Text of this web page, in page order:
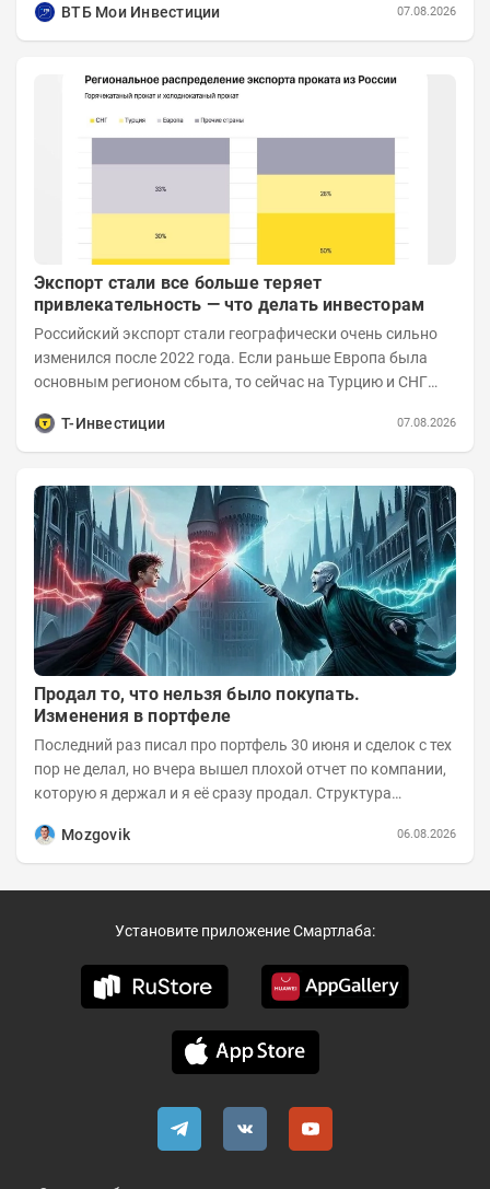
ВТБ Мои Инвестиции
07.08.2026
Экспорт стали все больше теряет
привлекательность — что делать инвесторам
Российский экспорт стали географически очень сильно
изменился после 2022 года. Если раньше Европа была
основным регионом сбыта, то сейчас на Турцию и СНГ
Т-Инвестиции
07.08.2026
Продал то, что нельзя было покупать.
Изменения в портфеле
Последний раз писал про портфель 30 июня и сделок с тех
пор не делал, но вчера вышел плохой отчет по компании,
которую я держал и я её сразу продал. Структура
Mozgovik
06.08.2026
Установите приложение Смартлаба: